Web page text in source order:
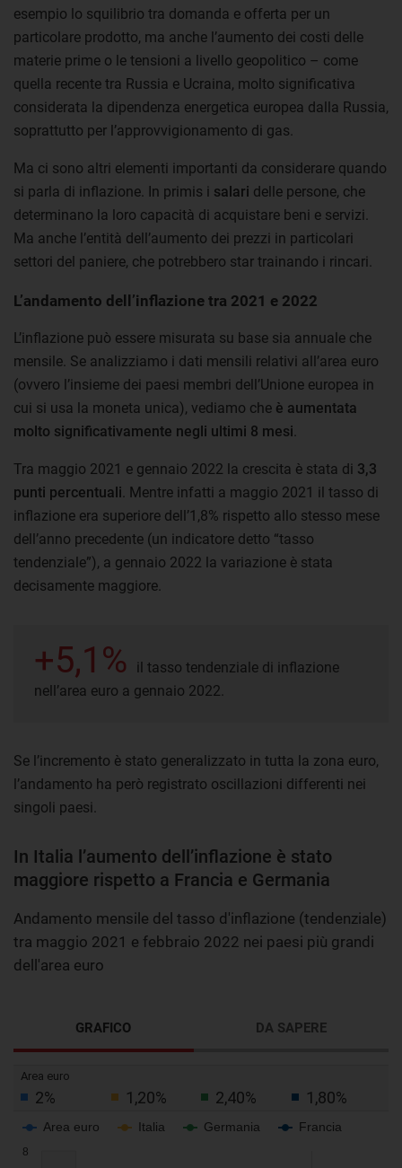
esempio lo squilibrio tra domanda e offerta per un
particolare prodotto, ma anche l’aumento dei costi delle
materie prime o le tensioni a livello geopolitico – come
quella recente tra Russia e Ucraina, molto significativa
considerata la dipendenza energetica europea dalla Russia,
soprattutto per l’approvvigionamento di gas.
Ma ci sono altri elementi importanti da considerare quando
si parla di inflazione. In primis i salari delle persone, che
determinano la loro capacità di acquistare beni e servizi.
Ma anche l’entità dell’aumento dei prezzi in particolari
settori del paniere, che potrebbero star trainando i rincari.
L’andamento dell’inflazione tra 2021 e 2022
L’inflazione può essere misurata su base sia annuale che
mensile. Se analizziamo i dati mensili relativi all’area euro
(ovvero l’insieme dei paesi membri dell’Unione europea in
cui si usa la moneta unica), vediamo che è aumentata
molto significativamente negli ultimi 8 mesi.
Tra maggio 2021 e gennaio 2022 la crescita è stata di 3,3
punti percentuali. Mentre infatti a maggio 2021 il tasso di
inflazione era superiore dell’1,8% rispetto allo stesso mese
dell’anno precedente (un indicatore detto “tasso
tendenziale”), a gennaio 2022 la variazione è stata
decisamente maggiore.
+5,1%
il tasso tendenziale di inflazione
nell’area euro a gennaio 2022.
Se l’incremento è stato generalizzato in tutta la zona euro,
l’andamento ha però registrato oscillazioni differenti nei
singoli paesi.
In Italia l’aumento dell’inflazione è stato
maggiore rispetto a Francia e Germania
Andamento mensile del tasso d'inflazione (tendenziale)
tra maggio 2021 e febbraio 2022 nei paesi più grandi
dell'area euro
GRAFICO DA SAPERE